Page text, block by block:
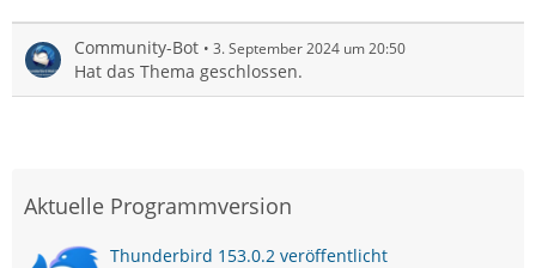
Community-Bot 3. September 2024 um 20:50
Hat das Thema geschlossen.
Aktuelle Programmversion
Thunderbird 153.0.2 veröffentlicht